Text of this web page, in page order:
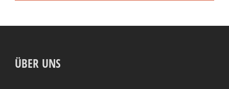
ÜBER UNS